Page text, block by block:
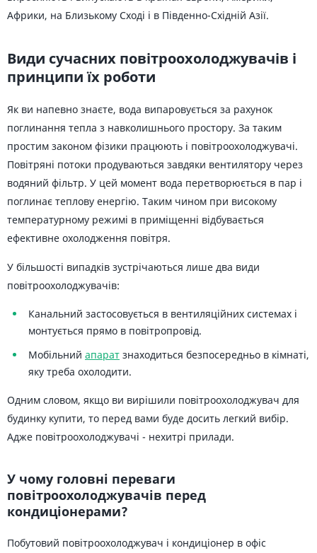
Африки, на Близькому Сході і в Південно-Східній Азії.
Види сучасних повітроохолоджувачів і
принципи їх роботи
Як ви напевно знаєте, вода випаровується за рахунок
поглинання тепла з навколишнього простору. За таким
простим законом фізики працюють і повітроохолоджувачі.
Повітряні потоки продуваються завдяки вентилятору через
водяний фільтр. У цей момент вода перетворюється в пар і
поглинає теплову енергію. Таким чином при високому
температурному режимі в приміщенні відбувається
ефективне охолодження повітря.
У більшості випадків зустрічаються лише два види
повітроохолоджувачів:
Канальний застосовується в вентиляційних системах і
монтується прямо в повітропровід.
Мобільний апарат знаходиться безпосередньо в кімнаті,
яку треба охолодити.
Одним словом, якщо ви вирішили повітроохолоджувач для
будинку купити, то перед вами буде досить легкий вибір.
Адже повітроохолоджувачі - нехитрі прилади.
У чому головні переваги
повітроохолоджувачів перед
кондиціонерами?
Побутовий повітроохолоджувач і кондиціонер в офіс